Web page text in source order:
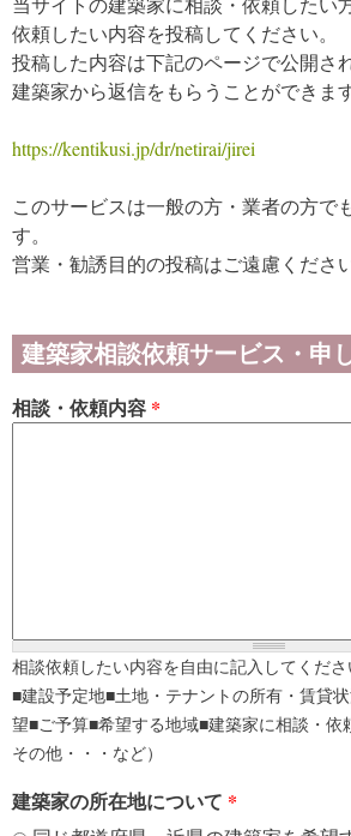
依頼したい内容を投稿してください。
投稿した内容は下記のページで公開さ
建築家から返信をもらうことができます
https://kentikusi.jp/dr/netirai/jirei
このサービスは一般の方・業者の方で
す。
営業・勧誘目的の投稿はご遠慮ください
建築家相談依頼サービス・申
相談・依頼内容 *
相談依頼したい内容を自由に記入してくだ
■建設予定地■土地・テナントの所有・賃貸
望■ご予算■希望する地域■建築家に相談・依
その他・・・など）
建築家の所在地について *